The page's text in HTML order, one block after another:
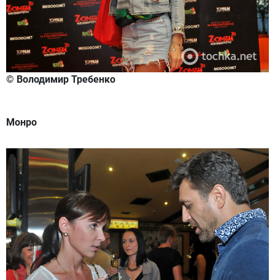
© Володимир Требенко
Монро